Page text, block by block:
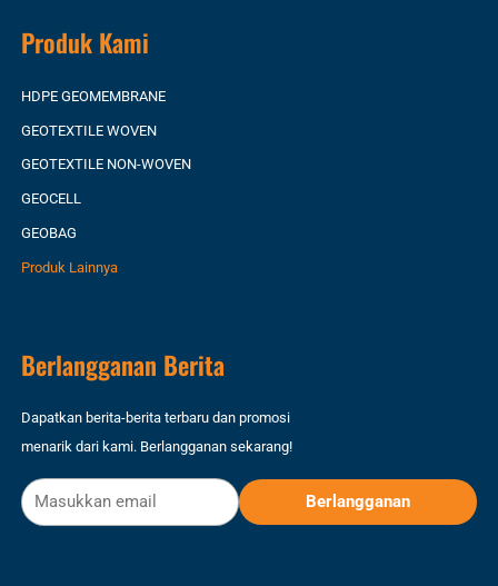
Produk Kami
HDPE GEOMEMBRANE
GEOTEXTILE WOVEN
GEOTEXTILE NON-WOVEN
GEOCELL
GEOBAG
Produk Lainnya
Berlangganan Berita
Dapatkan berita-berita terbaru dan promosi
menarik dari kami. Berlangganan sekarang!